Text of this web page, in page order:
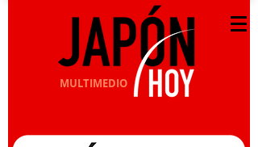
MULTIMEDIO